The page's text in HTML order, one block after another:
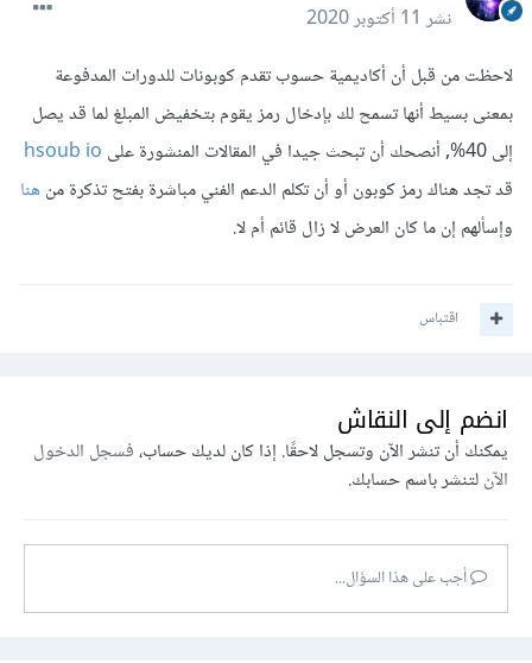
نشر11 أكتوبر 2020
لاحظت من قبل أن أكاديمية حسوب تقدم كوبونات للدورات المدفوعة
بمعنى بسيط أنها تسمح لك بإدخال رمز يقوم بتخفيض المبلغ لما قد يصل
إلى 40%, أنصحك أن تبحث جيدا في المقالات المنشورة على
hsoub io
قد تجد هناك رمز كوبون أو أن تكلم الدعم الفني مباشرة بفتح تذكرة منهنا
وإسألهم إن ما كان العرض لا زال قائم أم لا.
اقتباس
انضم إلى النقاش
يمكنك أن تنشر الآن وتسجل لاحقًا. إذا كان لديك حساب،فسجل الدخول
الآنلتنشر باسم حسابك.
أجب على هذا السؤال...